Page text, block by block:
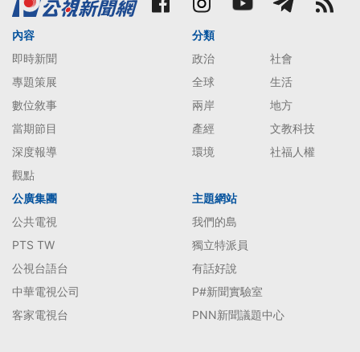
內容
即時新聞
專題策展
數位敘事
當期節目
深度報導
觀點
分類
政治
社會
全球
生活
兩岸
地方
產經
文教科技
環境
社福人權
公廣集團
公共電視
PTS TW
公視台語台
中華電視公司
客家電視台
主題網站
我們的島
獨立特派員
有話好說
P#新聞實驗室
PNN新聞議題中心